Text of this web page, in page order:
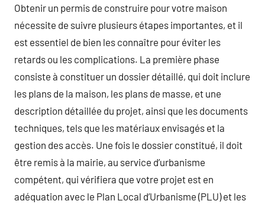
Obtenir un permis de construire pour votre maison
nécessite de suivre plusieurs étapes importantes, et il
est essentiel de bien les connaître pour éviter les
retards ou les complications. La première phase
consiste à constituer un dossier détaillé, qui doit inclure
les plans de la maison, les plans de masse, et une
description détaillée du projet, ainsi que les documents
techniques, tels que les matériaux envisagés et la
gestion des accès. Une fois le dossier constitué, il doit
être remis à la mairie, au service d’urbanisme
compétent, qui vérifiera que votre projet est en
adéquation avec le Plan Local d’Urbanisme (PLU) et les